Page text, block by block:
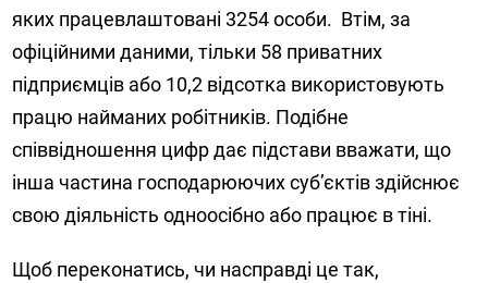
яких працевлаштовані 3254 особи. Втім, за
офіційними даними, тільки 58 приватних
підприємців або 10,2 відсотка використовують
працю найманих робітників. Подібне
співвідношення цифр дає підстави вважати, що
інша частина господарюючих суб’єктів здійснює
свою діяльність одноосібно або працює в тіні.
Щоб переконатись, чи насправді це так,